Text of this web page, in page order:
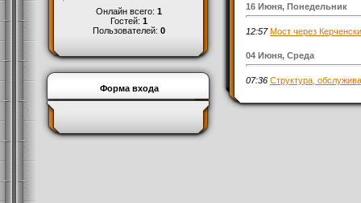
Онлайн всего: 1
Гостей: 1
Пользователей: 0
Форма входа
16 Июня, Понедельник
12:57 Мост через
04 Июня, Среда
07:36 Структура,